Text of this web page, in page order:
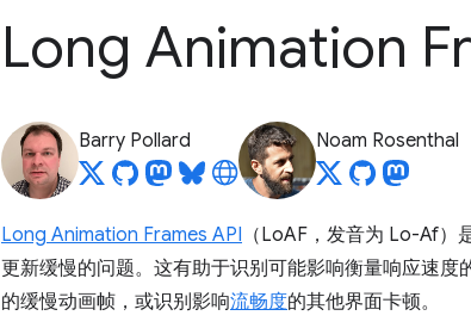
Long Animation
Barry Pollard Noam Rosenthal
Long Animation Frames API （LoAF，发音为 Lo-Af）
更新缓慢的问题。这有助于识别可能影响衡量响应速度
的缓慢动画帧，或识别影响流畅度的其他界面卡顿。